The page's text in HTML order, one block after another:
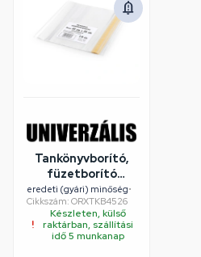
Tankönyvborító,
füzetborító
öntapadó
ragasztócsíkkal
A5 45x26cm, 10
db/csomag,
eredeti (gyári) minőség•
Cikkszám: ORXTKB4526
Készleten, külső
raktárban, szállítási
idő 5 munkanap